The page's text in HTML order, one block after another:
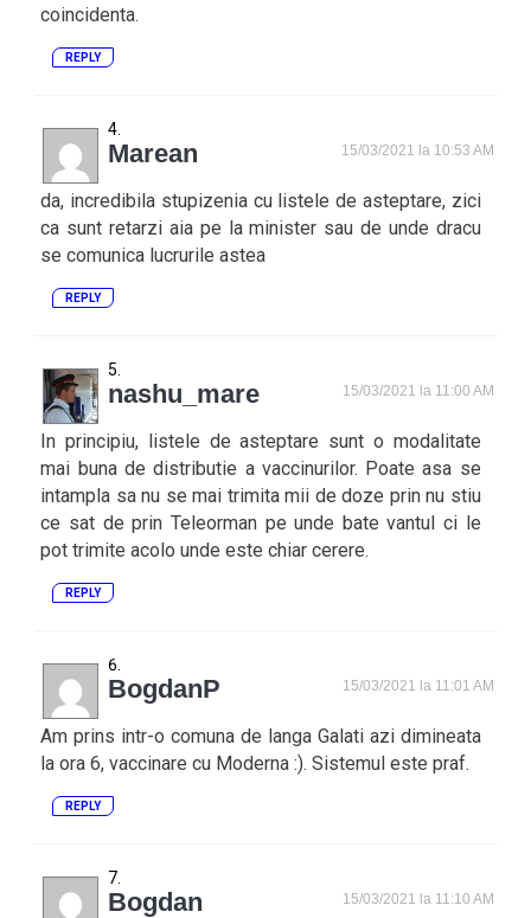
coincidenta.
REPLY
Marean 15/03/2021 la 10:53 AM
da, incredibila stupizenia cu listele de asteptare, zici
ca sunt retarzi aia pe la minister sau de unde dracu
se comunica lucrurile astea
REPLY
nashu_mare 15/03/2021 la 11:00 AM
In principiu, listele de asteptare sunt o modalitate
mai buna de distributie a vaccinurilor. Poate asa se
intampla sa nu se mai trimita mii de doze prin nu stiu
ce sat de prin Teleorman pe unde bate vantul ci le
pot trimite acolo unde este chiar cerere.
REPLY
BogdanP 15/03/2021 la 11:01 AM
Am prins intr-o comuna de langa Galati azi dimineata
la ora 6, vaccinare cu Moderna :). Sistemul este praf.
REPLY
Bogdan 15/03/2021 la 11:10 AM